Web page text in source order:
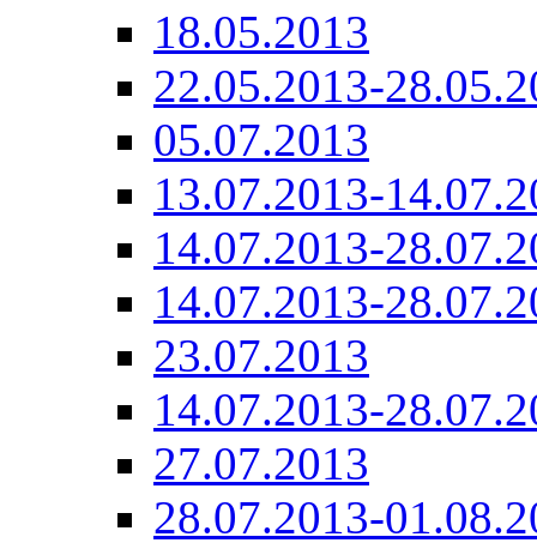
18.05.2013
22.05.2013-
05.07.2013
13.07.2013-
14.07.2013-
14.07.2013-
23.07.2013
14.07.2013-
27.07.2013
28.07.2013-